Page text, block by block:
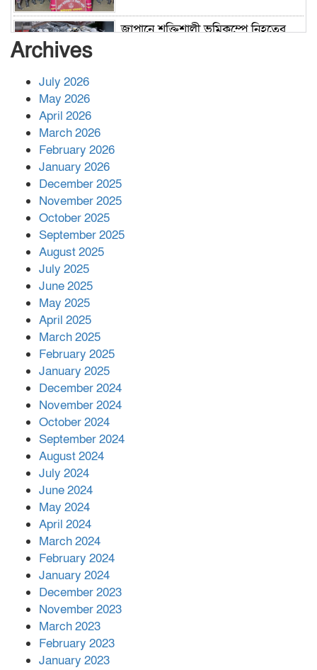
জাপানে শক্তিশালী ভূমিকম্পে নিহতের
পর ফোন তারেক রহমানের,গ্যাস সঙ্কট
সহায়তা দিলেন সাচিং প্রু জেরী
Archives
July 2026
May 2026
April 2026
March 2026
February 2026
January 2026
December 2025
November 2025
October 2025
September 2025
August 2025
July 2025
June 2025
May 2025
April 2025
March 2025
February 2025
January 2025
December 2024
November 2024
October 2024
September 2024
August 2024
July 2024
June 2024
May 2024
April 2024
March 2024
February 2024
January 2024
December 2023
November 2023
March 2023
February 2023
January 2023